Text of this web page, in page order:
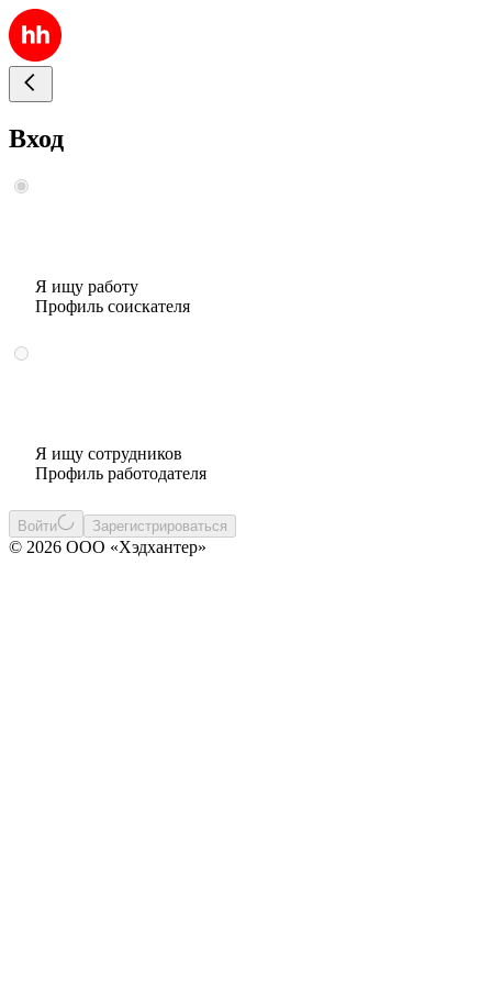
Вход
Я ищу работу
Профиль соискателя
Я ищу сотрудников
Профиль работодателя
Войти Зарегистрироваться
© 2026 ООО «Хэдхантер»